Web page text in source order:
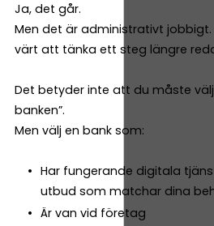
Ja, det går.
Men det är administrativt
värt att tänka ett steg längre
Det betyder inte att du måste
banken”.
Men välj en bank som:
Har fungerande digitala
utbud som matchar dina
Är van vid företag